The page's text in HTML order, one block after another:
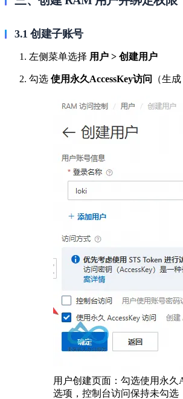
3.1 创建子账号
左侧菜单选择 用户 > 创建用户
勾选 使用永久AccessKey访问 （生
用户创建页面：勾选使用永久
选项，控制台访问保持未勾选